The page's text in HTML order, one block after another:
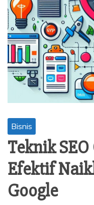
Bisnis
Teknik
Efektif
Google